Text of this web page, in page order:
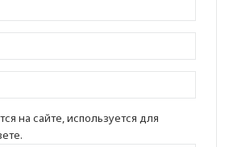
на сайте, используется для